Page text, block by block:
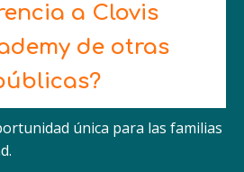
a Clovis
de otras
única para las familias